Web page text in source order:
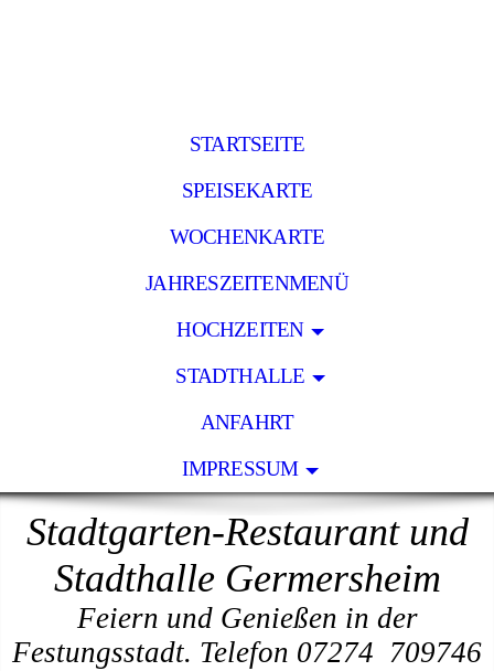
STARTSEITE
SPEISEKARTE
WOCHENKARTE
JAHRESZEITENMENÜ
HOCHZEITEN
STADTHALLE
ANFAHRT
IMPRESSUM
Stadtgarten-Restaurant und
Stadthalle Germersheim
Feiern und Genießen in der
Festungsstadt. Telefon 07274 709746